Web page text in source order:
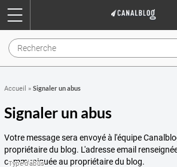
Accueil » Signaler un abus
Signaler un abus
Votre message sera envoyé à l'équipe
propriétaire du blog. L'adresse email
communiquée au propriétaire du blog.